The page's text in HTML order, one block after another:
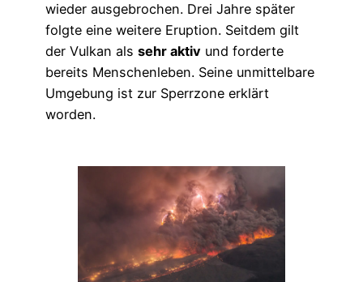
wieder ausgebrochen. Drei Jahre später
folgte eine weitere Eruption. Seitdem gilt
der Vulkan als sehr aktiv und forderte
bereits Menschenleben. Seine unmittelbare
Umgebung ist zur Sperrzone erklärt
worden.